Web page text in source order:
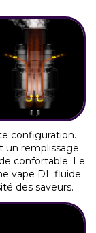
configuration.
un remplissage
confortable. Le
vape DL fluide
des saveurs.